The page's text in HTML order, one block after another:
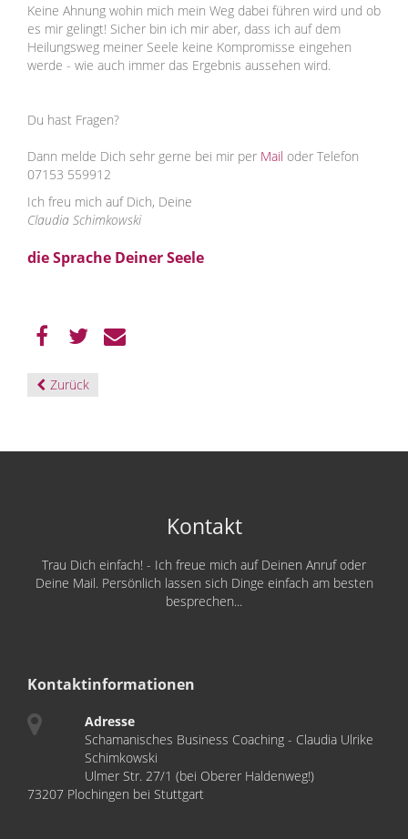
Keine Ahnung wohin mich mein Weg dabei führen wird und ob
es mir gelingt! Sicher bin ich mir aber, dass ich auf dem
Heilungsweg meiner Seele keine Kompromisse eingehen
werde - wie auch immer das Ergebnis aussehen wird.
Du hast Fragen?
Dann melde Dich sehr gerne bei mir per Mail oder Telefon
07153 559912
Ich freu mich auf Dich, Deine
Claudia Schimkowski
die Sprache Deiner Seele
Zurück
Kontakt
Trau Dich einfach! - Ich freue mich auf Deinen Anruf oder
Deine Mail. Persönlich lassen sich Dinge einfach am besten
besprechen...
Kontaktinformationen
Adresse
Schamanisches Business Coaching - Claudia Ulrike
Schimkowski
Ulmer Str. 27/1 (bei Oberer Haldenweg!)
73207 Plochingen bei Stuttgart